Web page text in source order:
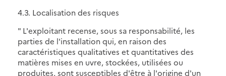
4.3. Localisation des risques
" L'exploitant recense, sous sa responsabilité, les
parties de l'installation qui, en raison des
caractéristiques qualitatives et quantitatives des
matières mises en uvre, stockées, utilisées ou
produites, sont susceptibles d'être à l'origine d'un